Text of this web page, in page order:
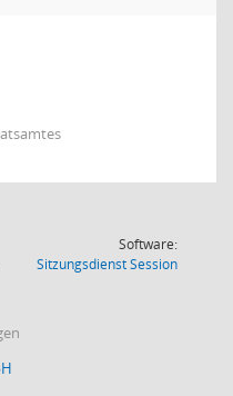
Software:
SitzungsdienstSession(Wird in